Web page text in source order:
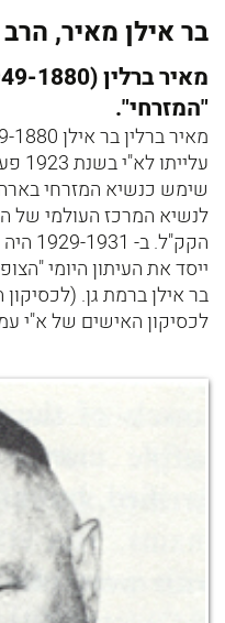
בר אילן מאיר, הרב
"המזרחי".
ייסד את העיתון היומי
בר אילן ברמת גן. (לכסיקון
לכסיקון האישים של א"י עמ'